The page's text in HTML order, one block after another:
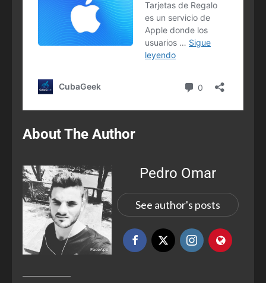
About The Author
Pedro Omar
See author's posts